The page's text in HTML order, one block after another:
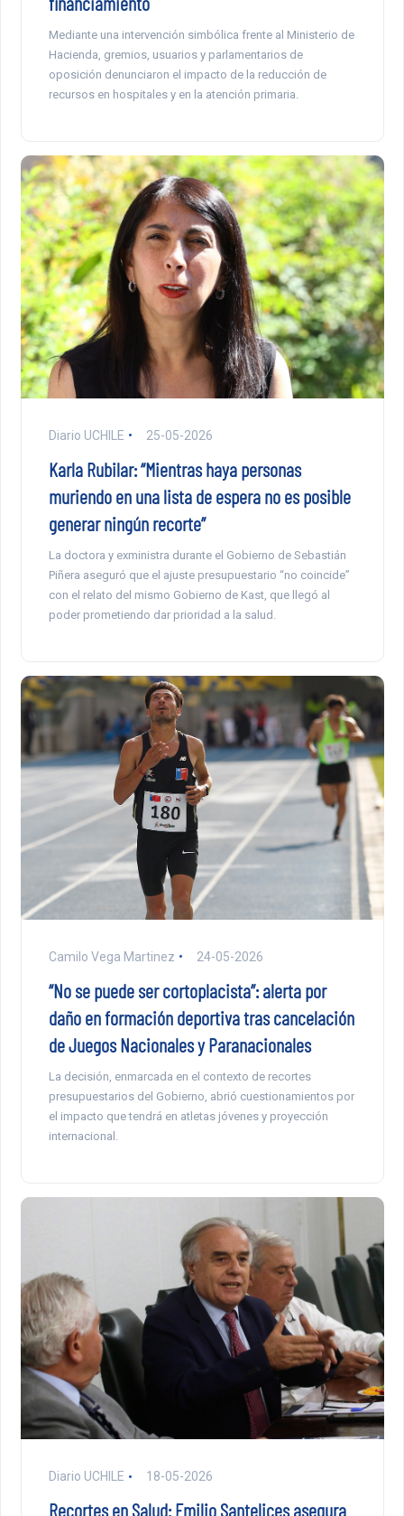
Mediante una intervención simbólica frente al Ministerio de
Hacienda, gremios, usuarios y parlamentarios de
oposición denunciaron el impacto de la reducción de
recursos en hospitales y en la atención primaria.
Diario UCHILE 25-05-2026
Karla Rubilar: “Mientras haya personas
muriendo en una lista de espera no es posible
generar ningún recorte”
La doctora y exministra durante el Gobierno de Sebastián
Piñera aseguró que el ajuste presupuestario “no coincide”
con el relato del mismo Gobierno de Kast, que llegó al
poder prometiendo dar prioridad a la salud.
Camilo Vega Martinez 24-05-2026
“No se puede ser cortoplacista”: alerta por
daño en formación deportiva tras cancelación
de Juegos Nacionales y Paranacionales
La decisión, enmarcada en el contexto de recortes
presupuestarios del Gobierno, abrió cuestionamientos por
el impacto que tendrá en atletas jóvenes y proyección
internacional.
Diario UCHILE 18-05-2026
Recortes en Salud: Emilio Santelices asegura